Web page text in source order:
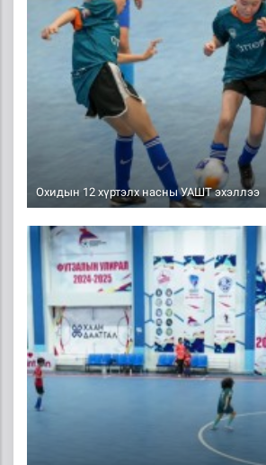
Охидын 12 хүртэлх насны УАШТ эхэллээ